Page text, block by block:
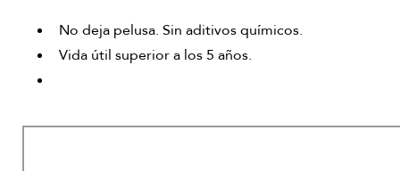
No deja pelusa. Sin aditivos químicos.
Vida útil superior a los 5 años.